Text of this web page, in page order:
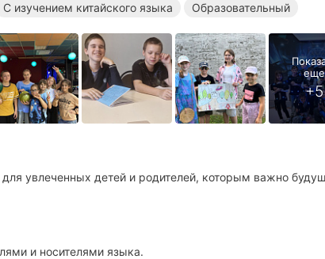
С изучением китайского языка Образовательный
увлеченных детей и родителей, которым важно
и носителями языка.